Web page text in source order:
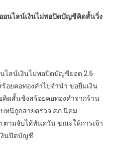
อนไลน์เงินไม่พอปิดบัญชีคิดสั้นวิ่ง
ไลน์เงินไม่พอปิดบัญชียอด 2.6
อยคอทองคำไปจำนำ ขอยืมเงิน
คิดสั้นชิงสร้อยคอทองคำจากร้าน
หนีถูกสายตรวจ สภ.นิคม
ตามจับได้ทันควัน ขณะให้การเจ้า
งินปิดบัญชี